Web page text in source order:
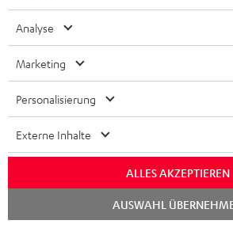
Notwendiges
Bitte prüfe, ob benötigte
Lieferumfang enthalten sind.
Analyse
Marketing
Personalisierung
Externe Inhalte
ALLES AKZEPTIEREN
AUSWAHL